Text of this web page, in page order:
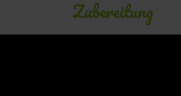
Zubereitung